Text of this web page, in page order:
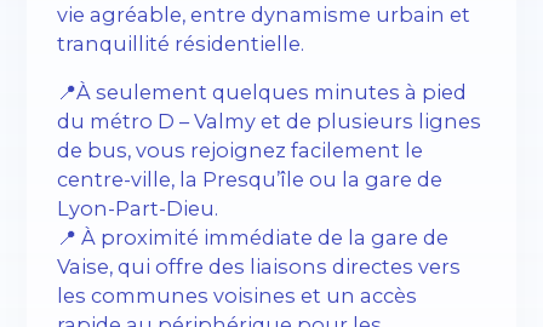
vie agréable, entre dynamisme urbain et
tranquillité résidentielle.
📍À seulement quelques minutes à pied
du métro D – Valmy et de plusieurs lignes
de bus, vous rejoignez facilement le
centre-ville, la Presqu’île ou la gare de
Lyon-Part-Dieu.
📍 À proximité immédiate de la gare de
Vaise, qui offre des liaisons directes vers
les communes voisines et un accès